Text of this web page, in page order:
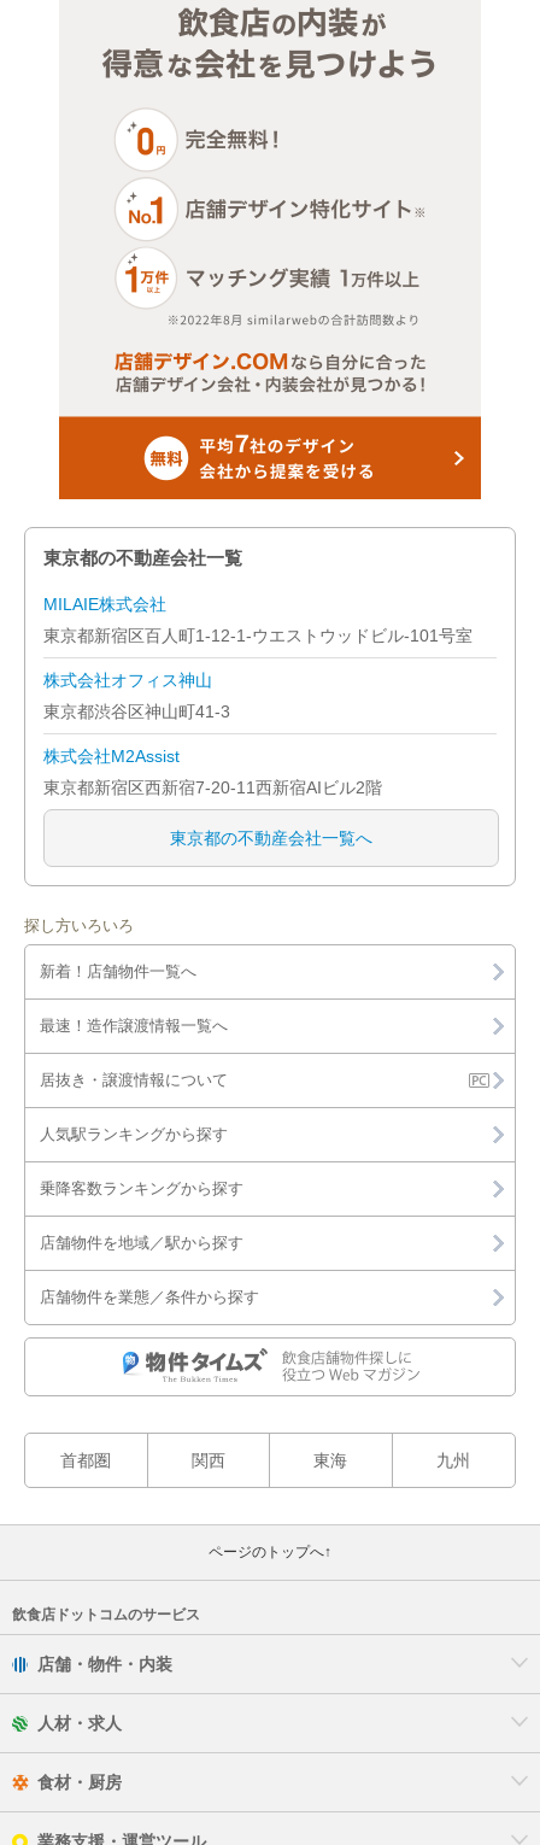
東京都の不動産会社一覧
MILAIE株式会社
東京都新宿区百人町1-12-1-ウエストウッドビル-101号室
株式会社オフィス神山
東京都渋谷区神山町41-3
株式会社M2Assist
東京都新宿区西新宿7-20-11西新宿AIビル2階
東京都の不動産会社一覧へ
探し方いろいろ
新着！店舗物件一覧へ
最速！造作譲渡情報一覧へ
居抜き・譲渡情報について
人気駅ランキングから探す
乗降客数ランキングから探す
店舗物件を地域／駅から探す
店舗物件を業態／条件から探す
首都圏 関西 東海 九州
ページのトップへ↑
飲食店ドットコムのサービス
店舗・物件・内装
人材・求人
食材・厨房